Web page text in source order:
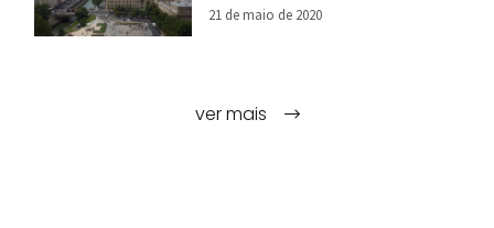
21 de maio de 2020
ver mais